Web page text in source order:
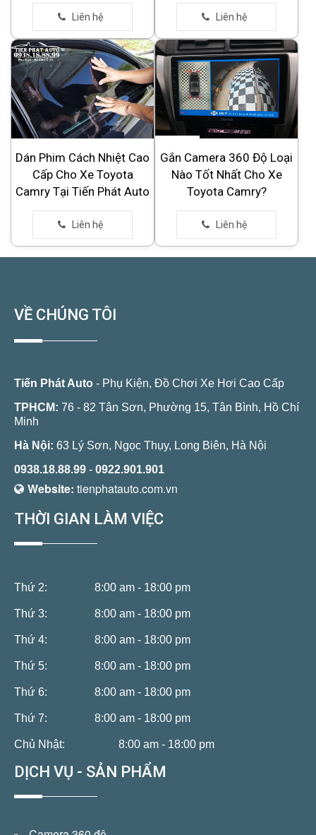
Dán Phim Cách Nhiệt Cao
Cấp Cho Xe Toyota
Camry Tại Tiến Phát Auto
Gắn Camera 360 Độ Loại
Nào Tốt Nhất Cho Xe
Toyota Camry?
VỀ CHÚNG TÔI
Tiến Phát Auto - Phụ Kiện, Đồ Chơi Xe Hơi Cao Cấp
TPHCM: 76 - 82 Tân Sơn, Phường 15, Tân Bình, Hồ Chí
Minh
Hà Nội: 63 Lý Sơn, Ngọc Thụy, Long Biên, Hà Nội
0938.18.88.99 - 0922.901.901
Website: tienphatauto.com.vn
THỜI GIAN LÀM VIỆC
Thứ 2: 8:00 am - 18:00 pm
Thứ 3: 8:00 am - 18:00 pm
Thứ 4: 8:00 am - 18:00 pm
Thứ 5: 8:00 am - 18:00 pm
Thứ 6: 8:00 am - 18:00 pm
Thứ 7: 8:00 am - 18:00 pm
Chủ Nhật: 8:00 am - 18:00 pm
DỊCH VỤ - SẢN PHẨM